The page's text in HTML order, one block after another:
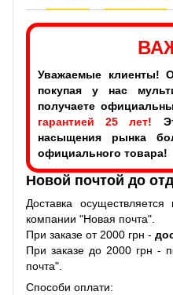
Уважаемые клиенты!
покупая у нас
получаете
гарантией 25 лет!
насыщения рынка
официального товара!
Новой почтой до
Доставка
компании "Новая почта".
При заказе от 2000 грн -
При заказе до 2000 грн -
почта".
Способи оплати: